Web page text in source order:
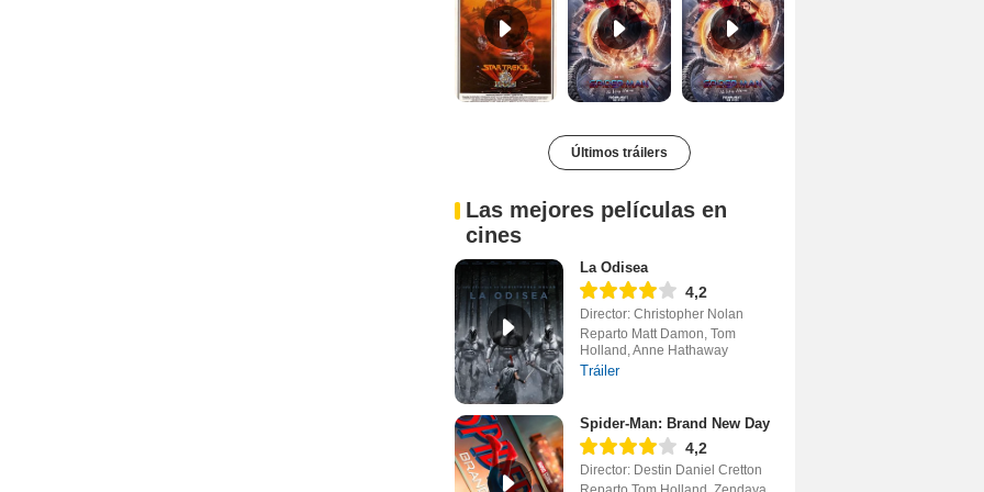
Últimos tráilers
Las mejores películas en
cines
La Odisea
4,2
Director: Christopher Nolan
Reparto Matt Damon, Tom
Holland, Anne Hathaway
Tráiler
Spider-Man: Brand New Day
4,2
Director: Destin Daniel Cretton